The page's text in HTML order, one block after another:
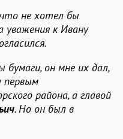
не хотел бы
уважения к Ивану
бумаги, он мне их дал,
первым
района, а главой
. Но он был в